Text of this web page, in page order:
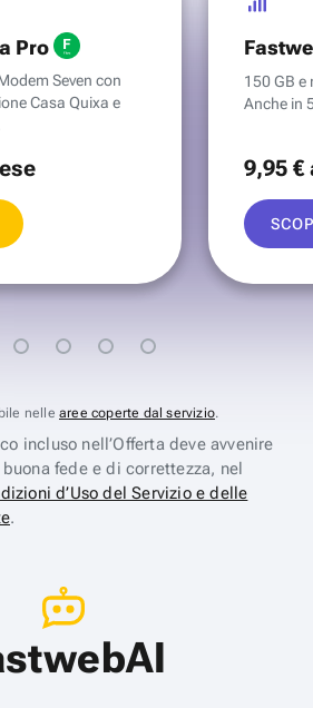
Pro
Seven con
Casa Quixa e
150 GB e
Anche in
9,95 €
nelle aree coperte dal servizio.
incluso nell’Offerta deve avvenire
fede e di correttezza, nel
d’Uso del Servizio e delle
.